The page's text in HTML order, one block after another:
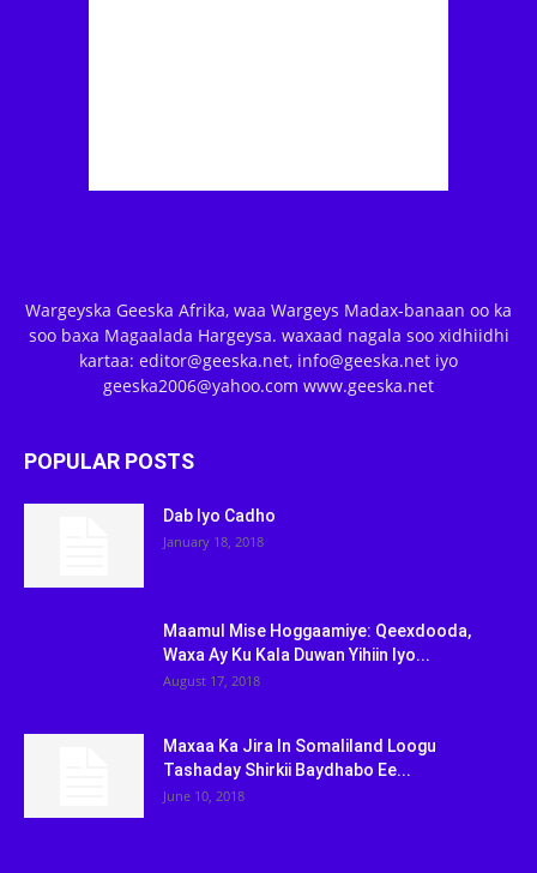
Wargeyska Geeska Afrika, waa Wargeys Madax-banaan oo ka
soo baxa Magaalada Hargeysa. waxaad nagala soo xidhiidhi
kartaa: editor@geeska.net, info@geeska.net iyo
geeska2006@yahoo.com www.geeska.net
POPULAR POSTS
Dab Iyo Cadho
January 18, 2018
Maamul Mise Hoggaamiye: Qeexdooda,
Waxa Ay Ku Kala Duwan Yihiin Iyo...
August 17, 2018
Maxaa Ka Jira In Somaliland Loogu
Tashaday Shirkii Baydhabo Ee...
June 10, 2018